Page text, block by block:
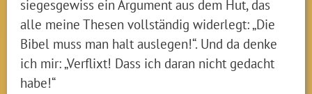
siegesgewiss ein Argument aus dem Hut, das
alle meine Thesen vollständig widerlegt: „Die
Bibel muss man halt auslegen!“. Und da denke
ich mir: „Verflixt! Dass ich daran nicht gedacht
habe!“